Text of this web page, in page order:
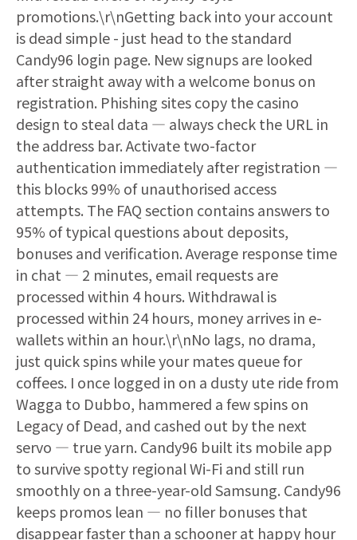
promotions.\r\nGetting back into your account
is dead simple - just head to the standard
Candy96 login page. New signups are looked
after straight away with a welcome bonus on
registration. Phishing sites copy the casino
design to steal data — always check the URL in
the address bar. Activate two-factor
authentication immediately after registration —
this blocks 99% of unauthorised access
attempts. The FAQ section contains answers to
95% of typical questions about deposits,
bonuses and verification. Average response time
in chat — 2 minutes, email requests are
processed within 4 hours. Withdrawal is
processed within 24 hours, money arrives in e-
wallets within an hour.\r\nNo lags, no drama,
just quick spins while your mates queue for
coffees. I once logged in on a dusty ute ride from
Wagga to Dubbo, hammered a few spins on
Legacy of Dead, and cashed out by the next
servo — true yarn. Candy96 built its mobile app
to survive spotty regional Wi-Fi and still run
smoothly on a three-year-old Samsung. Candy96
keeps promos lean — no filler bonuses that
disappear faster than a schooner at happy hour